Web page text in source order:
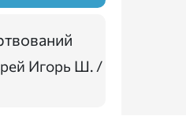
Игорь Ш. /